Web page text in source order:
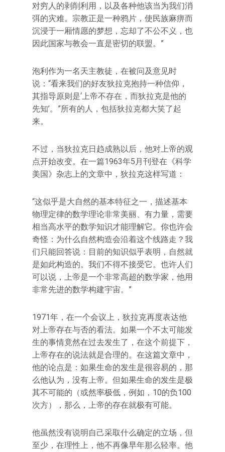
对穷人的剥削利用，以及各种他该当为我们消
弭的灾难。宗教正是一种鸦片，使民族麻痹而
沉浸于一厢情愿的梦想，忘却了不公不义，也
因此国家与教会一直是密切的联盟。”
泡利作为一名天主教徒，在被问及意见时
说：“看来我们的好友狄拉克抱持一种信仰，
其指导原则是‘上帝不存在，而狄拉克是他的
先知’。”所有的人，包括狄拉克都大笑了起
来。
不过，当狄拉克日趋成熟以后，他对上帝的观
点开始改变。在一篇1963年5月刊登在《科学
美国》杂志上的文章中，狄拉克这样写道：
“这似乎是大自然的基本特征之一，描述基本
物理定律的数学理论非常美丽、有力量，需要
相当高水平的数学知识才能理解它。你也许会
奇怪：为什么自然构造会沿着这个线路走？我
们只能回答说：目前的知识似乎表明，自然就
是如此构造的。我们不得不接受它。也许人们
可以说，上帝是一个非常高超的数学家，他用
非常先进的数学构建宇宙。”
1971年，在一个会议上，狄拉克再度表达他
对上帝存在与否的看法。如果一个不太可能发
生的事情竟然在过去发生了，在这个前提下，
上帝存在的说法就是合理的。在这篇文章中，
他的论点是：如果生命的发生是很容易的，那
么他认为，没有上帝。但如果生命的发生是极
其不可能的（或然率极低，例如，10的负100
次方），那么，上帝的存在就极有可能。
他虽然没有说明自己采取什么确定的立场，但
至少，在理性上，他不再像早年那么轻率。他